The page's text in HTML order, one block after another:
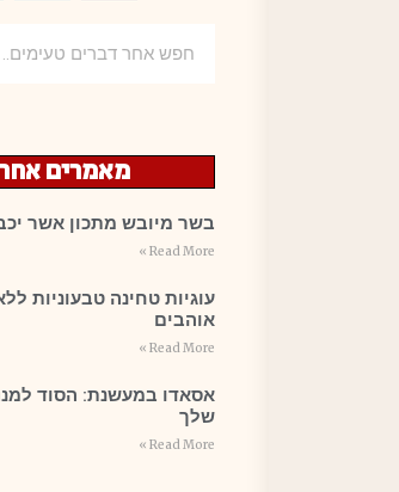
מאמרים
בשר מיובש מתכון אשר
Read More »
עוגיות טחינה טבעוניות
אוהבים
Read More »
אסאדו במעשנת: הסוד
שלך
Read More »